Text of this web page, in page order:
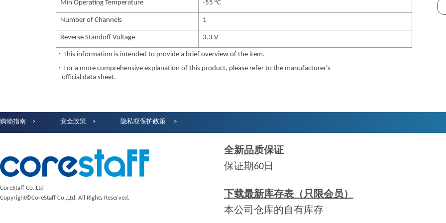
Min Operating Temperature -55 °C
Number of Channels 1
Reverse Standoff Voltage 3.3 V
・This information is intended to provide a brief overview of the item.
・For a more comprehensive explanation of this product, please refer to the manufacturer's
official data sheet.
购物指南 安全政策 隐私权保护政策
CoreStaff Co.,Ltd
Copyright©CoreStaff Co.,Ltd. All Rights Reserved.
全新品质保证
保证期60日
下载最新库存表（只限会员）
本公司仓库的自有库存